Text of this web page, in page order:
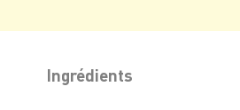
Ingrédients